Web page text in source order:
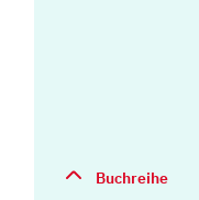
Buchreihe